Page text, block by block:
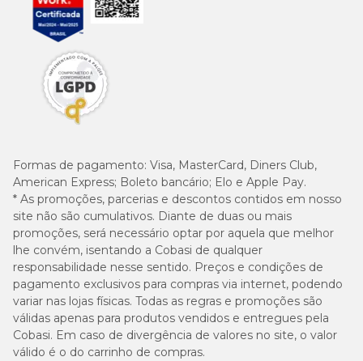
Formas de pagamento: Visa, MasterCard, Diners Club,
American Express; Boleto bancário; Elo e Apple Pay.
* As promoções, parcerias e descontos contidos em nosso
site não são cumulativos. Diante de duas ou mais
promoções, será necessário optar por aquela que melhor
lhe convém, isentando a Cobasi de qualquer
responsabilidade nesse sentido. Preços e condições de
pagamento exclusivos para compras via internet, podendo
variar nas lojas físicas. Todas as regras e promoções são
válidas apenas para produtos vendidos e entregues pela
Cobasi. Em caso de divergência de valores no site, o valor
válido é o do carrinho de compras.